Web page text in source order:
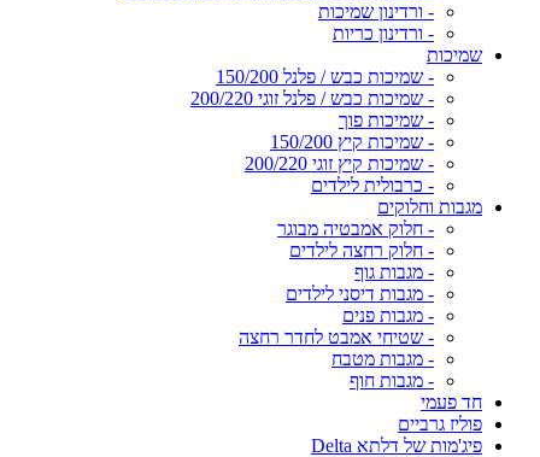
- ורדינון שמיכות
- ורדינון כריות
שמיכות
- שמיכות כבש / פלנל 150/200
- שמיכות כבש / פלנל זוגי 200/220
- שמיכות פוך
- שמיכות קיץ 150/200
- שמיכות קיץ זוגי 200/220
- כרבולית לילדים
מגבות וחלוקים
- חלוק אמבטיה מבוגר
- חלוק רחצה לילדים
- מגבות גוף
- מגבות דיסני לילדים
- מגבות פנים
- שטיחי אמבט לחדר רחצה
- מגבות מטבח
- מגבות חוף
חד פעמי
פוליז גרביים
פיג'מות של דלתא Delta